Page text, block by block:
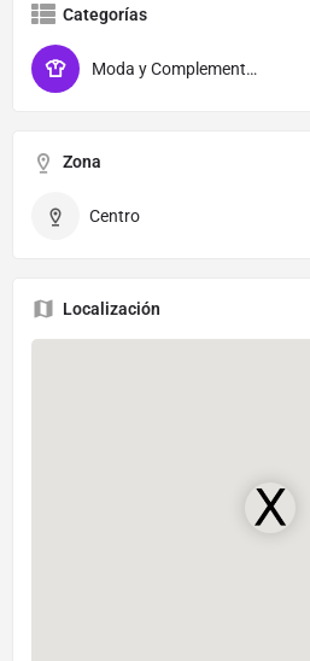
Categorías
Moda y Complementos
Zona
Centro
Localización